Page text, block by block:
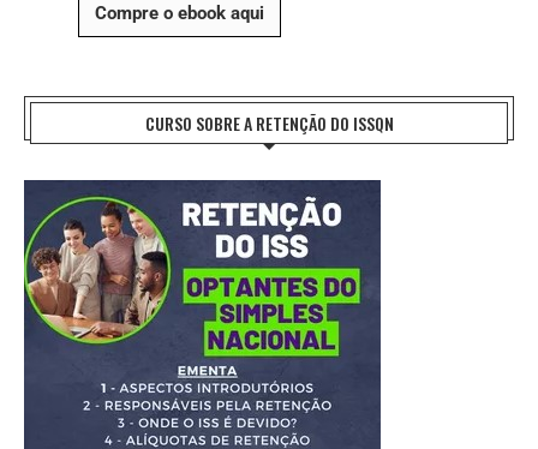
Compre o ebook aqui
CURSO SOBRE A RETENÇÃO DO ISSQN